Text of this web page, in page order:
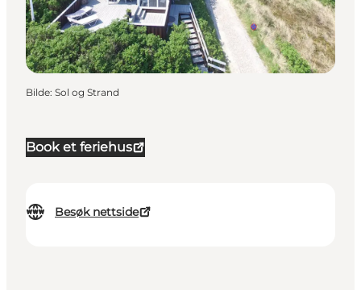
Book et feriehus
Besøk nettside
Bilde: Sol og Strand